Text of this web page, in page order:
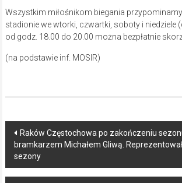
Wszystkim miłośnikom biegania
stadionie we wtorki, czwartki, soboty i niedziele
od godz. 18.00 do 20.00 można bezpłatnie
(na podstawie inf. MOSIR)
Post
navigation
Raków Częstochowa po zakończeniu
bramkarzem Michałem Gliwą.
sezony